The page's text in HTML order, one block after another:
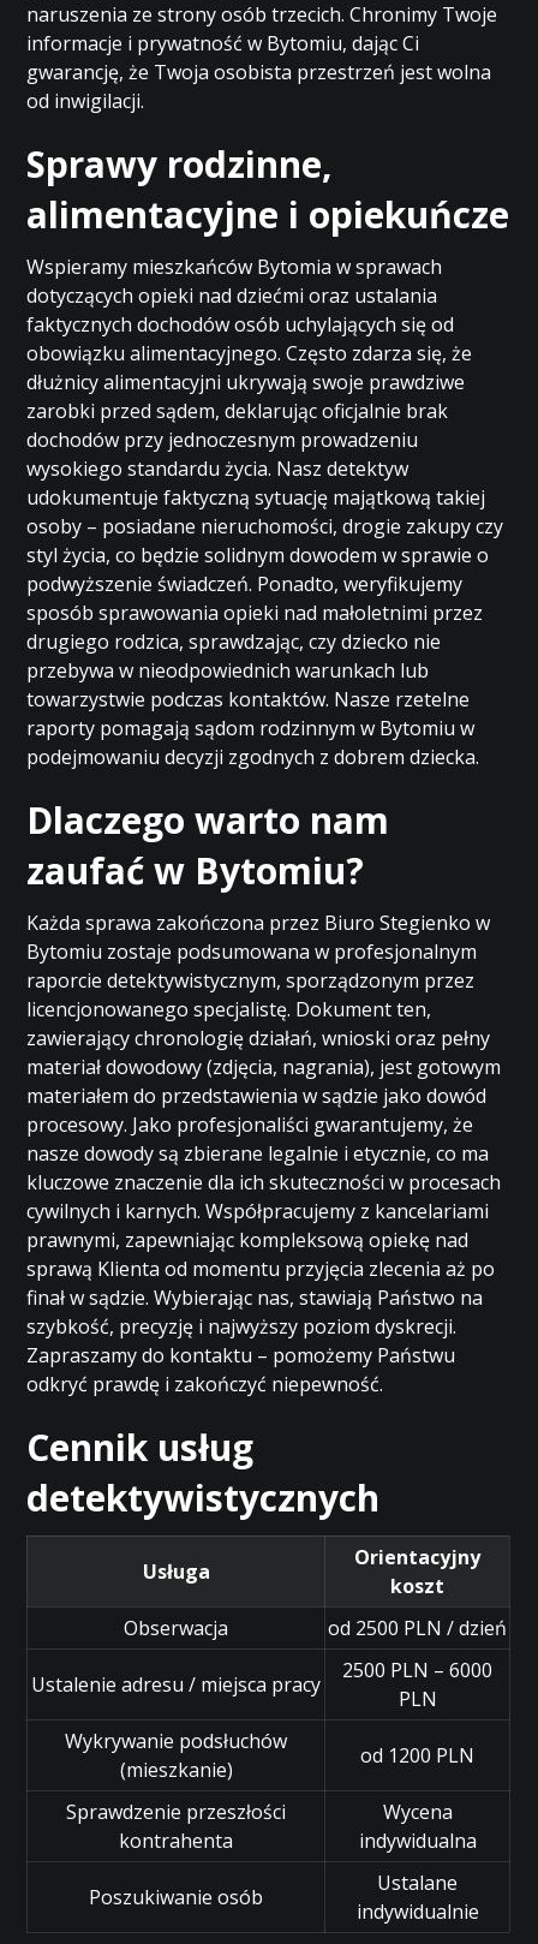
naruszenia ze strony osób trzecich. Chronimy Twoje
informacje i prywatność w Bytomiu, dając Ci
gwarancję, że Twoja osobista przestrzeń jest wolna
od inwigilacji.
Sprawy rodzinne,
alimentacyjne i opiekuńcze
Wspieramy mieszkańców Bytomia w sprawach
dotyczących opieki nad dziećmi oraz ustalania
faktycznych dochodów osób uchylających się od
obowiązku alimentacyjnego. Często zdarza się, że
dłużnicy alimentacyjni ukrywają swoje prawdziwe
zarobki przed sądem, deklarując oficjalnie brak
dochodów przy jednoczesnym prowadzeniu
wysokiego standardu życia. Nasz detektyw
udokumentuje faktyczną sytuację majątkową takiej
osoby – posiadane nieruchomości, drogie zakupy czy
styl życia, co będzie solidnym dowodem w sprawie o
podwyższenie świadczeń. Ponadto, weryfikujemy
sposób sprawowania opieki nad małoletnimi przez
drugiego rodzica, sprawdzając, czy dziecko nie
przebywa w nieodpowiednich warunkach lub
towarzystwie podczas kontaktów. Nasze rzetelne
raporty pomagają sądom rodzinnym w Bytomiu w
podejmowaniu decyzji zgodnych z dobrem dziecka.
Dlaczego warto nam
zaufać w Bytomiu?
Każda sprawa zakończona przez Biuro Stegienko w
Bytomiu zostaje podsumowana w profesjonalnym
raporcie detektywistycznym, sporządzonym przez
licencjonowanego specjalistę. Dokument ten,
zawierający chronologię działań, wnioski oraz pełny
materiał dowodowy (zdjęcia, nagrania), jest gotowym
materiałem do przedstawienia w sądzie jako dowód
procesowy. Jako profesjonaliści gwarantujemy, że
nasze dowody są zbierane legalnie i etycznie, co ma
kluczowe znaczenie dla ich skuteczności w procesach
cywilnych i karnych. Współpracujemy z kancelariami
prawnymi, zapewniając kompleksową opiekę nad
sprawą Klienta od momentu przyjęcia zlecenia aż po
finał w sądzie. Wybierając nas, stawiają Państwo na
szybkość, precyzję i najwyższy poziom dyskrecji.
Zapraszamy do kontaktu – pomożemy Państwu
odkryć prawdę i zakończyć niepewność.
Cennik usług
detektywistycznych
Usługa
Orientacyjny
koszt
Obserwacja
od 2500 PLN / dzień
Ustalenie adresu / miejsca pracy
2500 PLN – 6000
PLN
Wykrywanie podsłuchów
(mieszkanie)
od 1200 PLN
Sprawdzenie przeszłości
kontrahenta
Wycena
indywidualna
Poszukiwanie osób
Ustalane
indywidualnie